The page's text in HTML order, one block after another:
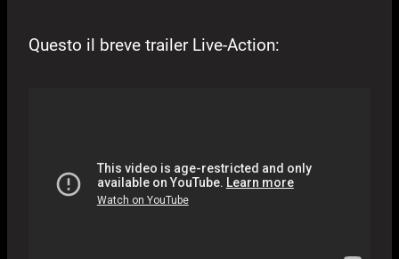
Questo il breve trailer Live-Action: